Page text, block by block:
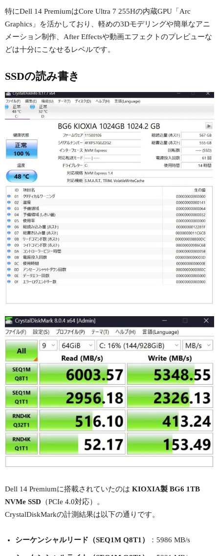
特にDell 14 PremiumはCore Ultra 7 255Hの内蔵GPU「Arc
Graphics」を活かしており、軽めの3Dモデリングや簡単なアニ
メーション制作、After Effectsや動画エフェクトのプレビューな
どは十分にこなせるレベルです。
SSDの読み書き
Dell 14 Premiumに搭載されていたのは KIOXIA製 BG6 1TB
NVMe SSD （PCIe 4.0対応）。
CrystalDiskMarkの計測結果は以下の通りです。
シーケンシャルリード（SEQ1M Q8T1） ：5986 MB/s